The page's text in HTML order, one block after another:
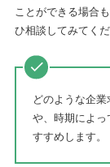
ことができる場合
ひ相談してみてくだ
どのような企
や、時期によ
すすめします。